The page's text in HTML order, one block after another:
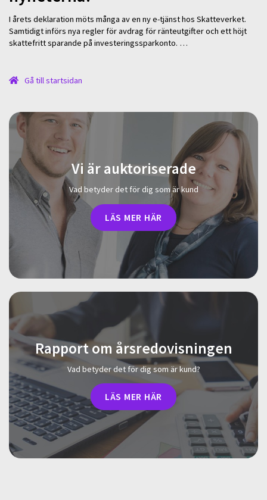
I årets deklaration möts många av en ny e-tjänst hos Skatteverket.
Samtidigt införs nya regler för avdrag för ränteutgifter och ett höjt
skattefritt sparande på investeringssparkonto. …
Gå till startsidan
Vi är auktoriserade
Vad betyder det för dig som är kund
LÄS MER HÄR
Rapport om årsredovisningen
Vad betyder det för dig som är kund?
LÄS MER HÄR